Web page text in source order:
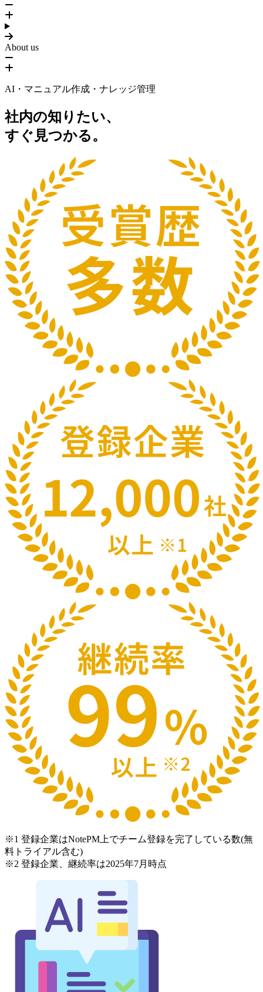
About us
AI・マニュアル作成・ナレッジ管理
社内の知りたい、
すぐ見つかる。
※1 登録企業はNotePM上でチーム登録を完了している数(無
料トライアル含む)
※2 登録企業、継続率は2025年7月時点